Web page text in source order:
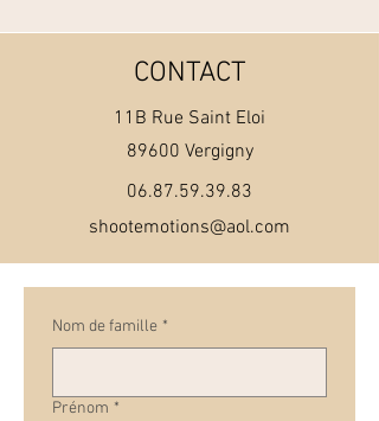
CONTACT
11B Rue Saint Eloi
89600 Vergigny
06.87.59.39.83
shootemotions@aol.com
Nom de famille *
Prénom *